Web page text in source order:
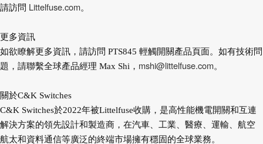
請訪問 Littelfuse.com。
更多資訊
如欲瞭解更多資訊，請訪問 PTS845 輕觸開關產品頁面。如有技術問
題，請聯繫全球產品經理 Max Shi， mshi@littelfuse.com。
關於C&K Switches
C&K Switches於2022年被Littelfuse收購，是高性能機電開關和互連
解決方案的領先設計和製造商，在汽車、工業、醫療、運輸、航空
航太和資料通信等廣泛的終端市場擁有穩固的全球業務。